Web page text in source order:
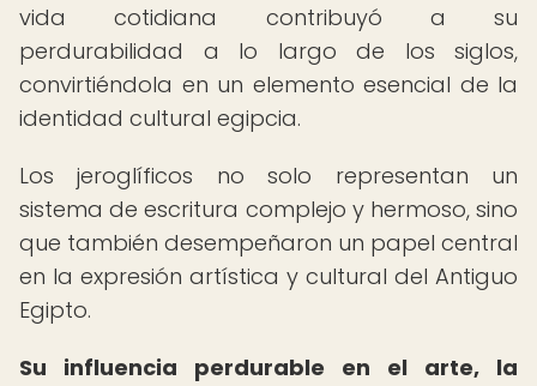
vida cotidiana contribuyó a su
perdurabilidad a lo largo de los siglos,
convirtiéndola en un elemento esencial de la
identidad cultural egipcia.
Los jeroglíficos no solo representan un
sistema de escritura complejo y hermoso, sino
que también desempeñaron un papel central
en la expresión artística y cultural del Antiguo
Egipto.
Su influencia perdurable en el arte, la